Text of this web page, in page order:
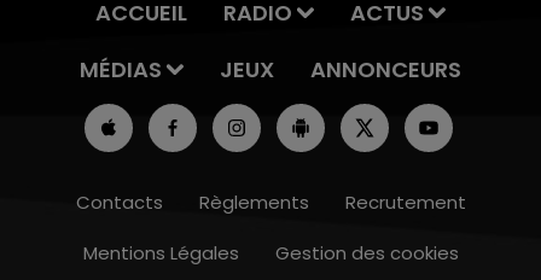
ACCUEIL RADIO
ACTUS
MÉDIAS
JEUX ANNONCEURS
Contacts Règlements
Recrutement
Mentions Légales
Gestion des cookies